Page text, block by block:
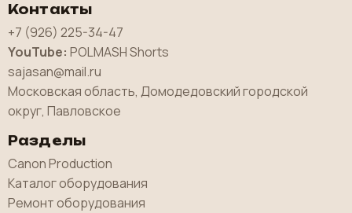
Контакты
+7 (926) 225-34-47
YouTube: POLMASH Shorts
sajasan@mail.ru
Московская область, Домодедовский городской
округ, Павловское
Разделы
Canon Production
Каталог оборудования
Ремонт оборудования